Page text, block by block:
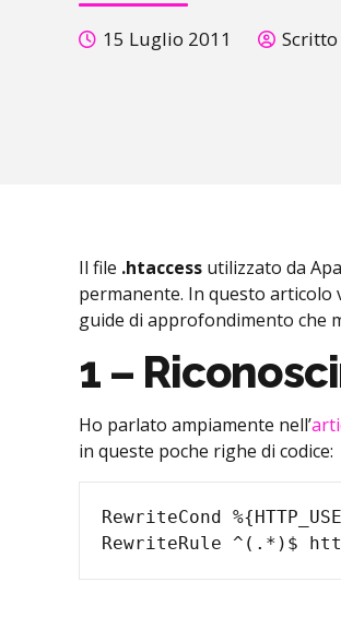
15 Luglio 2011
Il file .htaccess utilizzato da
permanente. In questo articolo
guide di approfondimento che
1 –
Ho parlato ampiamente nell’
in queste poche righe di codice:
RewriteCond